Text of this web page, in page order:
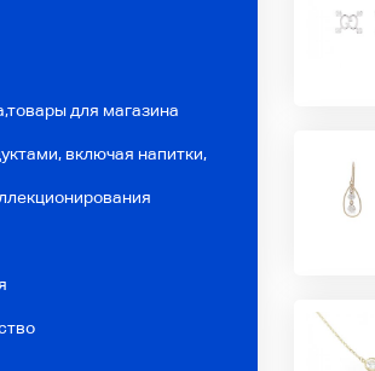
для магазина
включая напитки,